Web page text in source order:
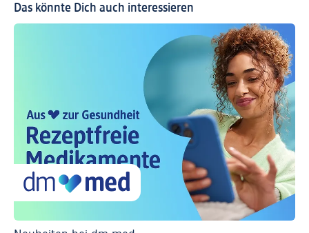
Das könnte Dich auch interessieren